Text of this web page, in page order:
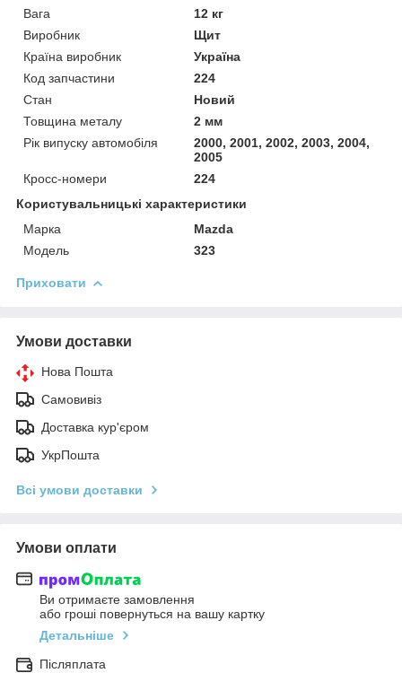
Вага
12 кг
Виробник
Щит
Країна виробник
Україна
Код запчастини
224
Стан
Новий
Товщина металу
2 мм
Рік випуску автомобіля
2000, 2001, 2002, 2003, 2004,
2005
Кросс-номери
224
Користувальницькі характеристики
Марка
Mazda
Модель
323
Приховати
Умови доставки
Нова Пошта
Самовивіз
Доставка кур'єром
УкрПошта
Всі умови доставки
Умови оплати
Ви отримаєте замовлення
або гроші повернуться на вашу картку
Детальніше
Післяплата